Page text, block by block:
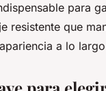
para
resistente que
a lo